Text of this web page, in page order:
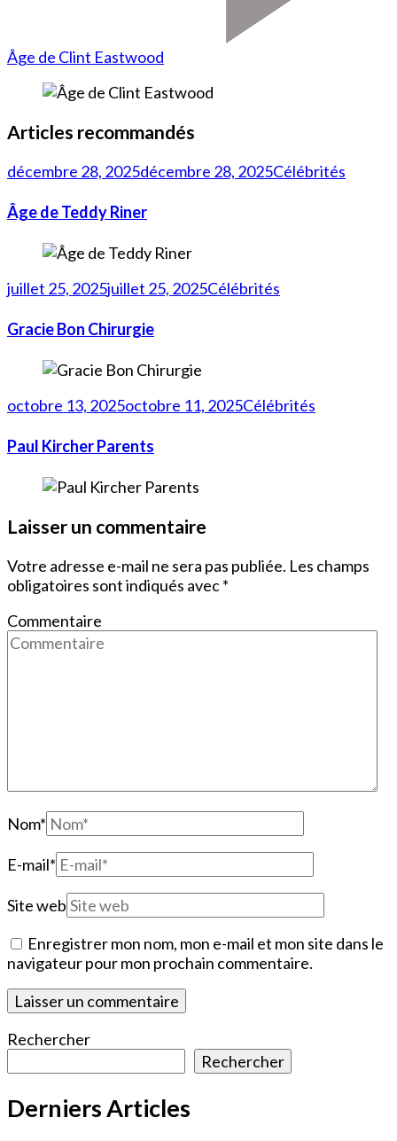
Âge de Clint Eastwood
Articles recommandés
décembre 28, 2025décembre 28, 2025Célébrités
Âge de Teddy Riner
juillet 25, 2025juillet 25, 2025Célébrités
Gracie Bon Chirurgie
octobre 13, 2025octobre 11, 2025Célébrités
Paul Kircher Parents
Laisser un commentaire
Votre adresse e-mail ne sera pas publiée. Les champs
obligatoires sont indiqués avec*
Commentaire
Nom*
E-mail*
Site web
Enregistrer mon nom, mon e-mail et mon site dans le
navigateur pour mon prochain commentaire.
Rechercher
Rechercher
Derniers Articles